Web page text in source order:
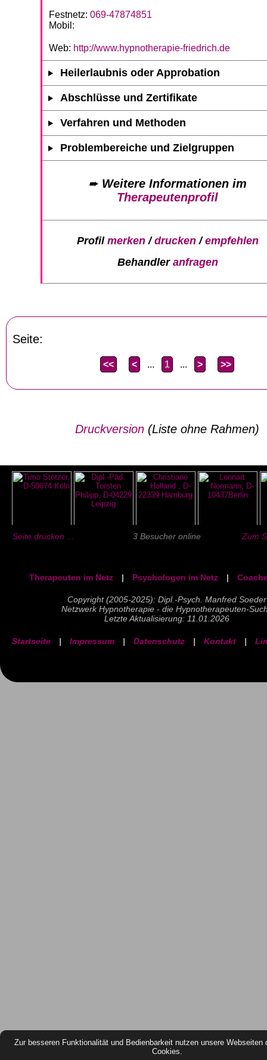
Zur besseren Funktionalität und Bedienbarkeit nutzen unsere Webseiten
Cookies.
Festnetz: 069-47874851
Mobil:
Web: http://www.hypnotherapie-friedrich.de
Heilerlaubnis oder Approbation
Abschlüsse und Zertifikate
Verfahren und Methoden
Problembereiche und Zielgruppen
➨ Weitere Informationen im
Therapeutenprofil
Profil merken/drucken/empfehlen
Behandler anfragen
Seite:
<< < ... 1 ... > >>
Druckversion(Liste ohne Rahmen)
Seite drucken ... 3 Besucher online Zum
Therapeuten im Netz | Psychologen im Netz |
Copyright (2005-2025): Dipl.-Psych. Manfred Soeder
Netzwerk Hypnotherapie - die Hypnotherapeuten-
Letzte Aktualisierung: 11.01.2026
Startseite | Impressum | Datenschutz | Kontakt |